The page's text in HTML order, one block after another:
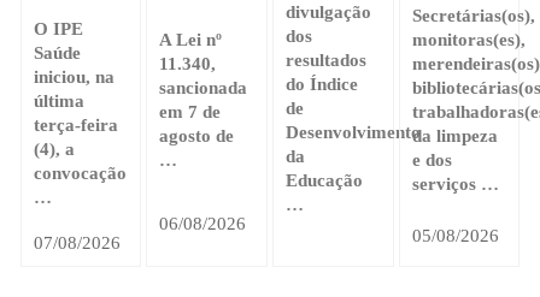
O IPE
Saúde
iniciou, na
última
terça-feira
(4), a
convocação
…
07/08/2026
A Lei nº
11.340,
sancionada
em 7 de
agosto de
…
06/08/2026
divulgação
dos
resultados
do Índice
de
Desenvolvimento
da
Educação
…
Secretárias(os),
monitoras(es),
da limpeza
e dos
serviços …
05/08/2026